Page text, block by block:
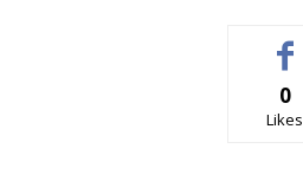
0
Likes